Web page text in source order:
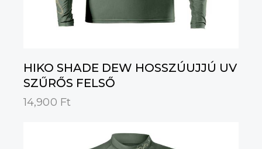
HIKO SHADE DEW HOSSZÚUJJÚ UV
SZŰRŐS FELSŐ
14,900 Ft